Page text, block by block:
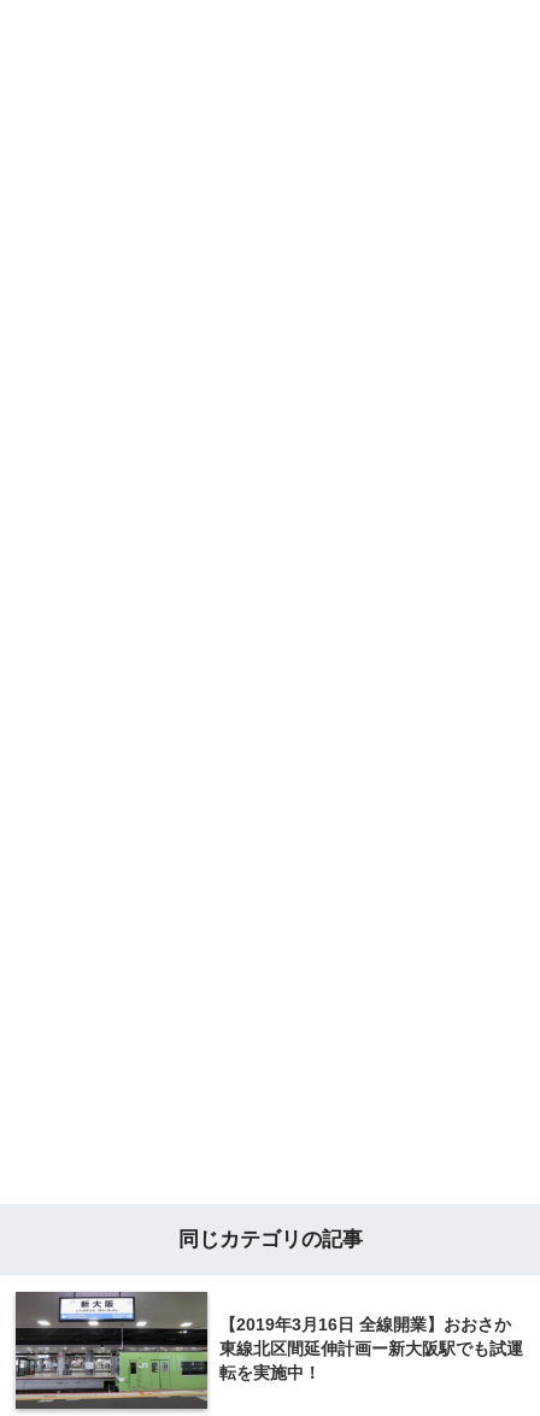
同じカテゴリの記事
【2019年3月16日 全線開業】おおさか
東線北区間延伸計画ー新大阪駅でも試運
転を実施中！